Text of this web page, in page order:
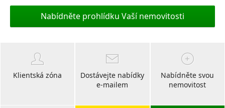
Nabídněte prohlídku Vaší nemovitosti
Klientská zóna
Dostávejte nabídky
e-mailem
Nabídněte svou
nemovitost